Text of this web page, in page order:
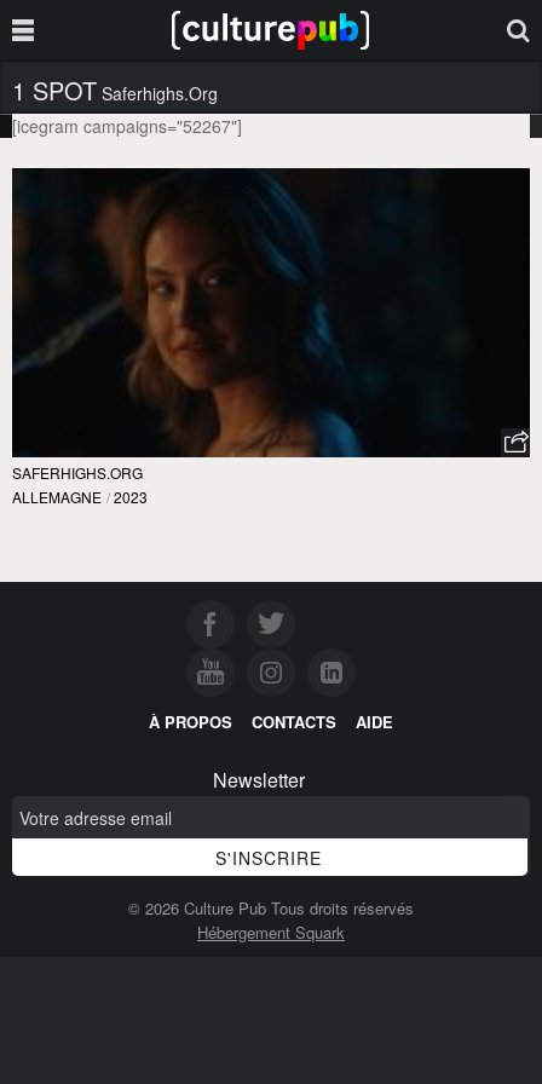
1 SPOT Saferhighs.org
[icegram campaigns="52267"]
SAFERHIGHS.ORG
ALLEMAGNE / 2023
À PROPOS CONTACTS AIDE
Newsletter
© 2026 Culture Pub Tous droits réservés
Hébergement Squark